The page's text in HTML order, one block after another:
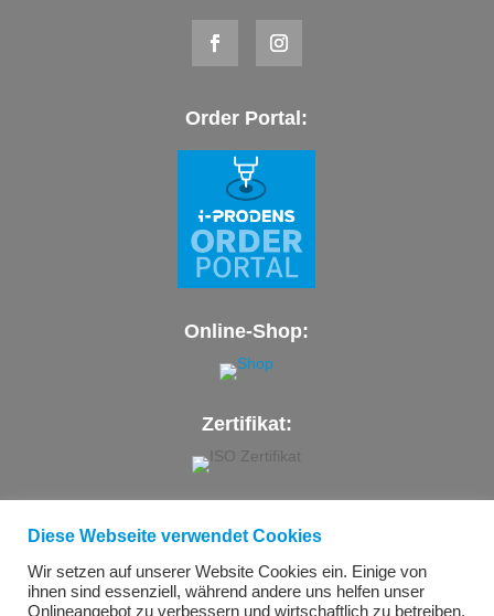
Order Portal:
Online-Shop:
Zertifikat:
i-ProDens GmbH | Hanau | Germany
Diese Webseite verwendet Cookies
Wir setzen auf unserer Website Cookies ein. Einige von
ihnen sind essenziell, während andere uns helfen unser
Onlineangebot zu verbessern und wirtschaftlich zu betreiben.